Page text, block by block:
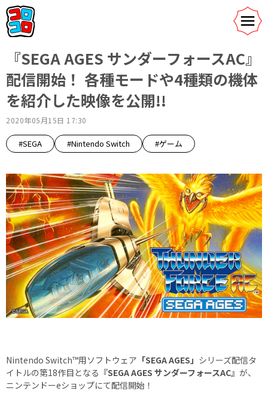
『SEGA AGES サンダーフォースAC』
配信開始！ 各種モードや4種類の機体
を紹介した映像を公開!!
2020年05月15日 17:30
#SEGA #Nintendo Switch #ゲーム
Nintendo Switch™用ソフトウェア 「SEGA AGES」 シリーズ配信タ
イトルの第18作目となる 『SEGA AGES サンダーフォースAC』 が、
ニンテンドーeショップにて配信開始！